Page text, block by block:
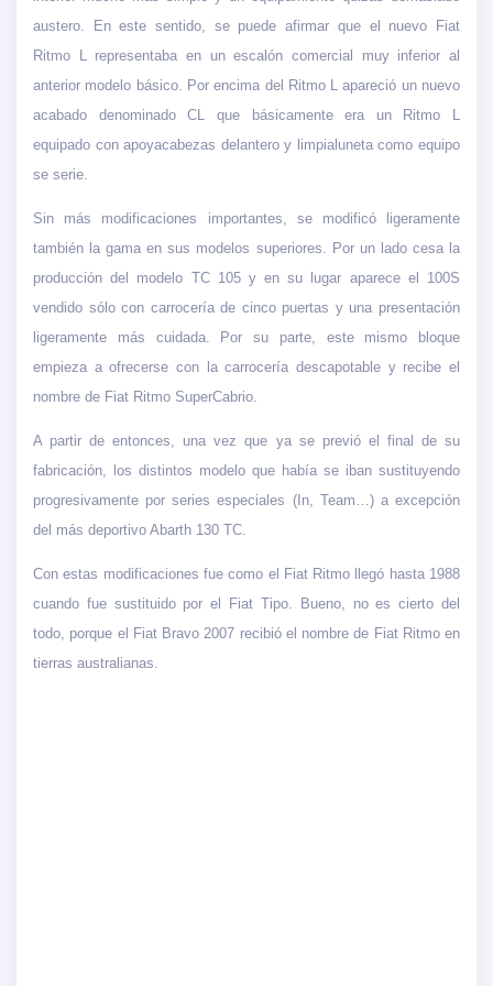
austero. En este sentido, se puede afirmar que el nuevo Fiat
Ritmo L representaba en un escalón comercial muy inferior al
anterior modelo básico. Por encima del Ritmo L apareció un nuevo
acabado denominado CL que básicamente era un Ritmo L
equipado con apoyacabezas delantero y limpialuneta como equipo
se serie.
Sin más modificaciones importantes, se modificó ligeramente
también la gama en sus modelos superiores. Por un lado cesa la
producción del modelo TC 105 y en su lugar aparece el 100S
vendido sólo con carrocería de cinco puertas y una presentación
ligeramente más cuidada. Por su parte, este mismo bloque
empieza a ofrecerse con la carrocería descapotable y recibe el
nombre de Fiat Ritmo SuperCabrio.
A partir de entonces, una vez que ya se previó el final de su
fabricación, los distintos modelo que había se iban sustituyendo
progresivamente por series especiales (In, Team…) a excepción
del más deportivo Abarth 130 TC.
Con estas modificaciones fue como el Fiat Ritmo llegó hasta 1988
cuando fue sustituido por el Fiat Tipo. Bueno, no es cierto del
todo, porque el Fiat Bravo 2007 recibió el nombre de Fiat Ritmo en
tierras australianas.